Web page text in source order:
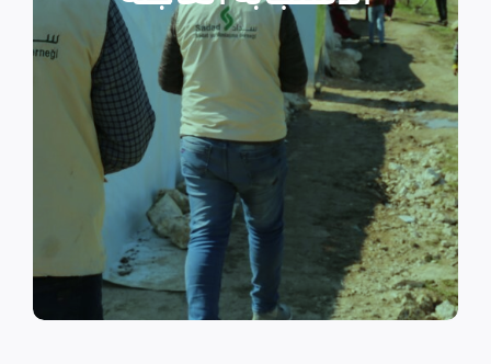
النزوح.
اقرأ المزيد